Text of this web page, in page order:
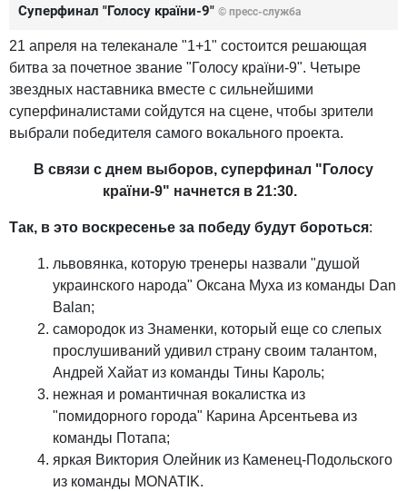
Суперфинал "Голосу країни-9" © пресс-служба
21 апреля на телеканале "1+1" состоится решающая
битва за почетное звание "Голосу країни-9". Четыре
звездных наставника вместе с сильнейшими
суперфиналистами сойдутся на сцене, чтобы зрители
выбрали победителя самого вокального проекта.
В связи с днем ​​выборов, суперфинал "Голосу
країни-9" начнется в 21:30.
Так, в это воскресенье за ​​победу будут бороться:
львовянка, которую тренеры назвали "душой
украинского народа" Оксана Муха из команды Dan
Balan;
самородок из Знаменки, который еще со слепых
прослушиваний удивил страну своим талантом,
Андрей Хайат из команды Тины Кароль;
нежная и романтичная вокалистка из
"помидорного города" Карина Арсентьева из
команды Потапа;
яркая Виктория Олейник из Каменец-Подольского
из команды MONATIK.